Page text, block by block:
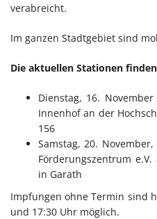
verabreicht.
Im ganzen Stadtgebiet sind
Die aktuellen Stationen
Dienstag, 16.
Innenhof an der
156
Samstag, 20.
Förderungszentrum
in Garath
Impfungen ohne Termin sind
und 17:30 Uhr möglich.